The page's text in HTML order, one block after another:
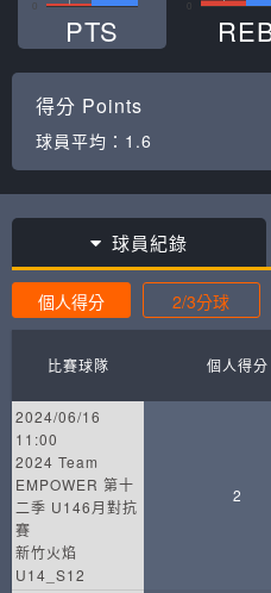
PTS
得分 Points
球員平均： 1.6
球員紀錄
個人得分 2/3分球
比賽球隊 個人得分
2024/06/16
11:00
2024 Team
EMPOWER 第十
二季 U146月對抗
賽
新竹火焰
U14_S12
2